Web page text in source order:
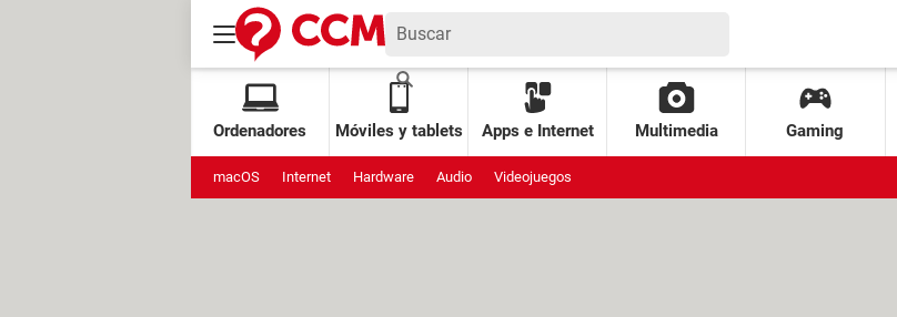
Ordenadores Móviles y tablets Apps e Internet Multimedia Gaming
macOS Internet Hardware Audio Videojuegos